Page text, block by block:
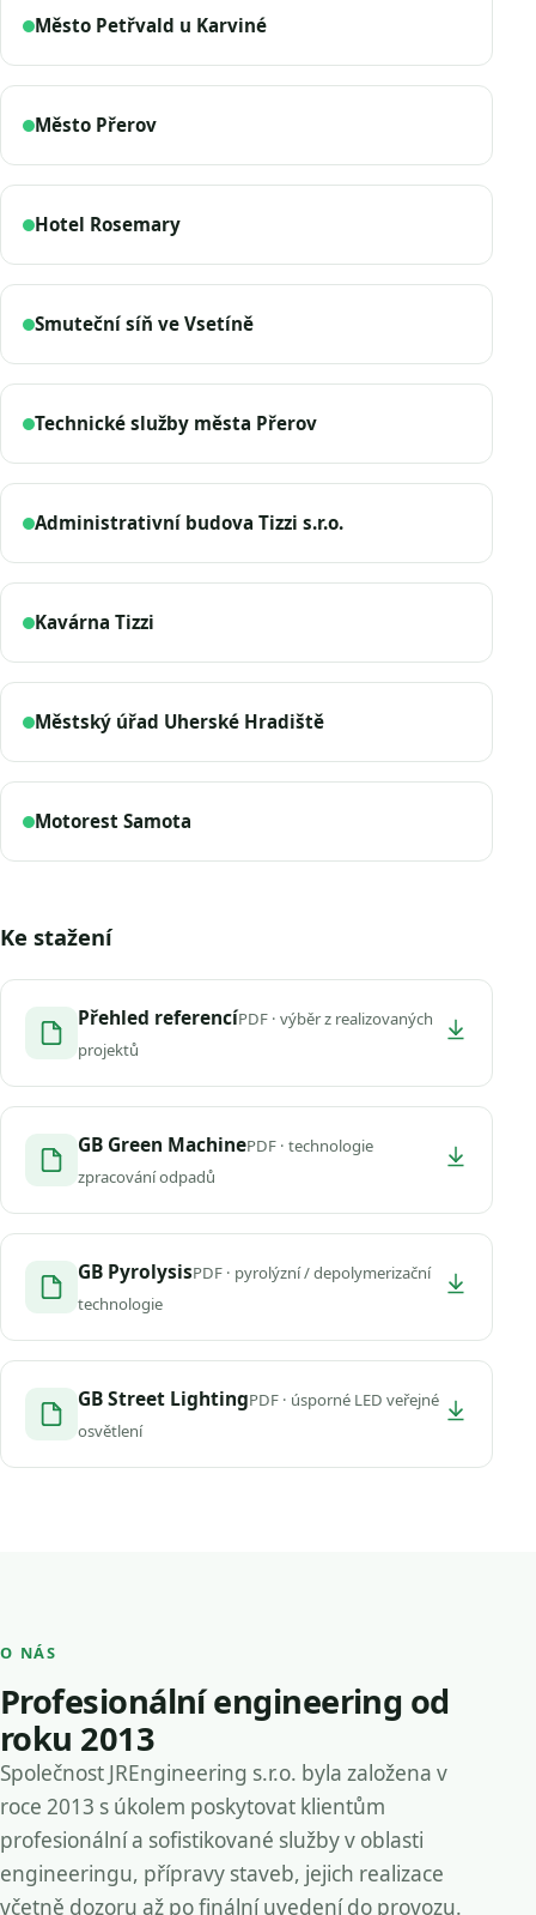
Město Petřvald u Karviné
Město Přerov
Hotel Rosemary
Smuteční síň ve Vsetíně
Technické služby města Přerov
Administrativní budova Tizzi s.r.o.
Kavárna Tizzi
Městský úřad Uherské Hradiště
Motorest Samota
Ke stažení
Přehled referencíPDF · výběr z realizovaných
projektů
GB Green MachinePDF · technologie
zpracování odpadů
GB PyrolysisPDF · pyrolýzní / depolymerizační
technologie
GB Street LightingPDF · úsporné LED veřejné
osvětlení
O NÁS
Profesionální engineering od
roku 2013
Společnost JREngineering s.r.o. byla založena v
roce 2013 s úkolem poskytovat klientům
profesionální a sofistikované služby v oblasti
engineeringu, přípravy staveb, jejich realizace
včetně dozoru až po finální uvedení do provozu.